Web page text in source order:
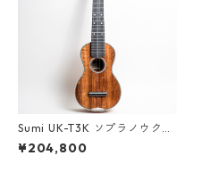
Sumi UK-T3K ソプラノウクレ
レ #261529
¥204,800